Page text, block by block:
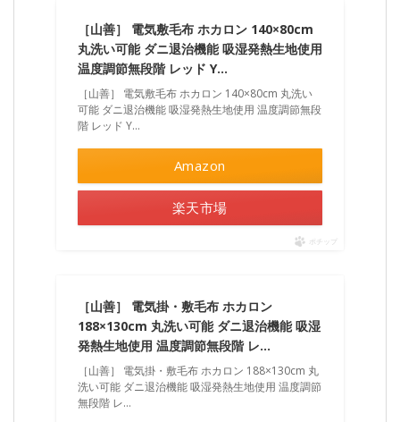
［山善］ 電気敷毛布 ホカロン 140×80cm
丸洗い可能 ダニ退治機能 吸湿発熱生地使用
温度調節無段階 レッド Y…
［山善］ 電気敷毛布 ホカロン 140×80cm 丸洗い
可能 ダニ退治機能 吸湿発熱生地使用 温度調節無段
階 レッド Y…
Amazon
楽天市場
ポチップ
［山善］ 電気掛・敷毛布 ホカロン
188×130cm 丸洗い可能 ダニ退治機能 吸湿
発熱生地使用 温度調節無段階 レ…
［山善］ 電気掛・敷毛布 ホカロン 188×130cm 丸
洗い可能 ダニ退治機能 吸湿発熱生地使用 温度調節
無段階 レ…